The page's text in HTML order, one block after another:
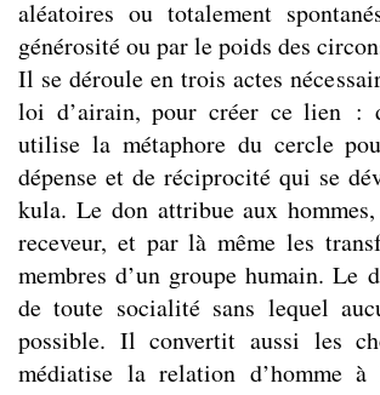
aléatoires ou totalement
générosité ou par le poids des
Il se déroule en trois actes
loi d’airain, pour créer ce lien :
utilise la métaphore du cercle
dépense et de réciprocité qui se
kula. Le don attribue aux
receveur, et par là même les
membres d’un groupe humain.
de toute socialité sans lequel
possible. Il convertit aussi les
médiatise la relation d’homme à